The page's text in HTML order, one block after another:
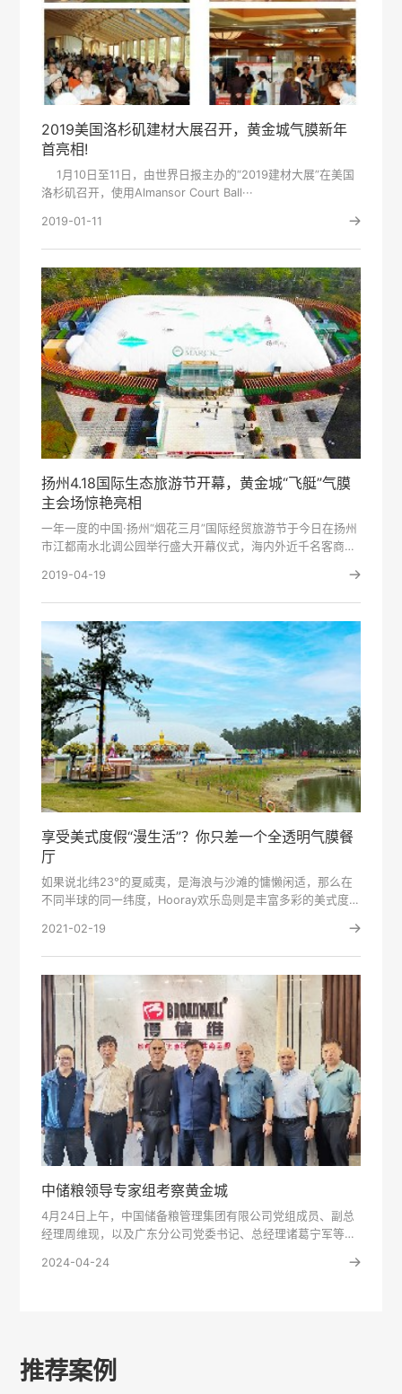
2019美国洛杉矶建材大展召开，黄金城气膜新年
首亮相!
1月10日至11日，由世界日报主办的“2019建材大展”在美国
洛杉矶召开，使用Almansor Court Ball···
2019-01-11
扬州4.18国际生态旅游节开幕，黄金城“飞艇”气膜
主会场惊艳亮相
一年一度的中国·扬州“烟花三月”国际经贸旅游节于今日在扬州
市江都南水北调公园举行盛大开幕仪式，海内外近千名客商如
2019-04-19
享受美式度假“漫生活”？你只差一个全透明气膜餐
厅
如果说北纬23°的夏威夷，是海浪与沙滩的慵懒闲适，那么在
不同半球的同一纬度，Hooray欢乐岛则是丰富多彩的美式度
2021-02-19
中储粮领导专家组考察黄金城
4月24日上午，中国储备粮管理集团有限公司党组成员、副总
经理周维现，以及广东分公司党委书记、总经理诸葛宁军等领
2024-04-24
推荐案例